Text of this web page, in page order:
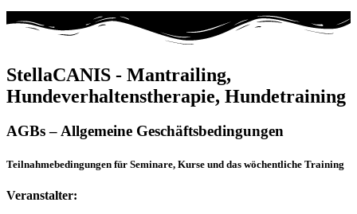
StellaCANIS - Mantrailing,
Hundeverhaltenstherapie, Hundetraining
AGBs – Allgemeine Geschäftsbedingungen
Teilnahmebedingungen für Seminare, Kurse und das wöchentliche Training
Veranstalter: